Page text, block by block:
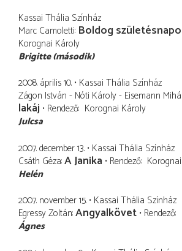
Kassai Thália Színház
Marc Camoletti Boldog
Korognai Károly
Brigitte (második)
2008. április 10. Kassai Thália Színház
Zágon István - Nóti Károly - Eisemann
lakáj Rendező Korognai Károly
Julcsa
2007. december 13. Kassai Thália Színház
Csáth Géza A Janika Rendező
Helén
2007. november 15. Kassai Thália Színház
Egressy Zoltán Angyalkövet Rendező
Ágnes